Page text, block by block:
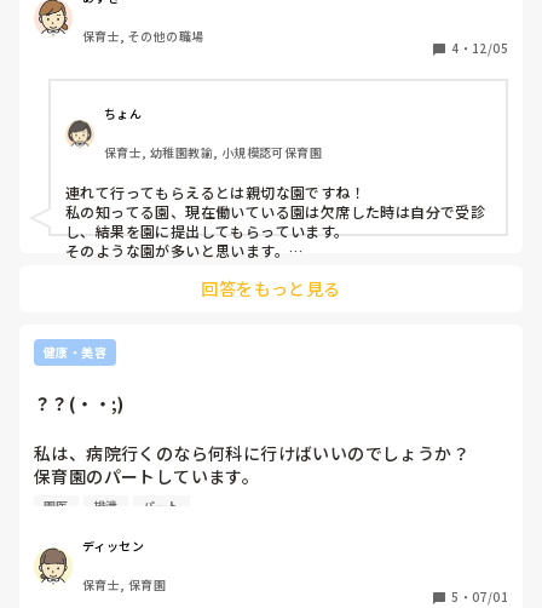
とふと疑問に思ったので色々聞かせてもらえたら嬉しいで
す。
保育士, その他の職場
4 ・ 12/05
ちょん
保育士, 幼稚園教諭, 小規模認可保育園
連れて行ってもらえるとは親切な園ですね！
私の知ってる園、現在働いている園は欠席した時は自分で受診
し、結果を園に提出してもらっています。
そのような園が多いと思います。
回答をもっと見る
健康・美容
？？(・・;)
私は、病院行くのなら何科に行けばいいのでしょうか？
保育園のパートしています。
園児の排泄担当で、今週の火曜日くらいから下痢の子がちら
私、一昨日くらいから下痢になってます(´-ω-`)
今日、お腹が朝からちょっとキリキリ痛かったので正露丸飲
みました。
園医 排泄 パート
ディッセン
保育士, 保育園
5 ・ 07/01